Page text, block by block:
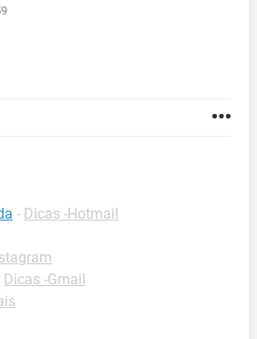
- Dicas -Hotmail
Dicas -Gmail